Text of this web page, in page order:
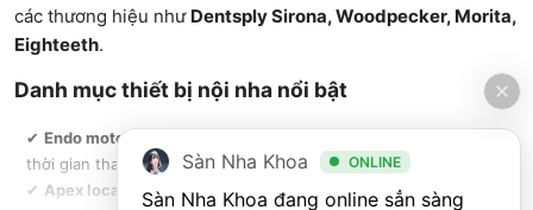
các thương hiệu như Dentsply Sirona, Woodpecker, Morita,
Eighteeth.
Danh mục thiết bị nội nha nổi bật
✔ Endo motor tích hợp định vị chóp
– giúp điều trị chính xác, giảm
thời gian thao tác
✔ Apex locator
– hiển thị rõ ràng, dễ dùng cho mọi cấp độ ca
Sàn Nha Khoa ONLINE
Sàn Nha Khoa đang online sẳn sàng